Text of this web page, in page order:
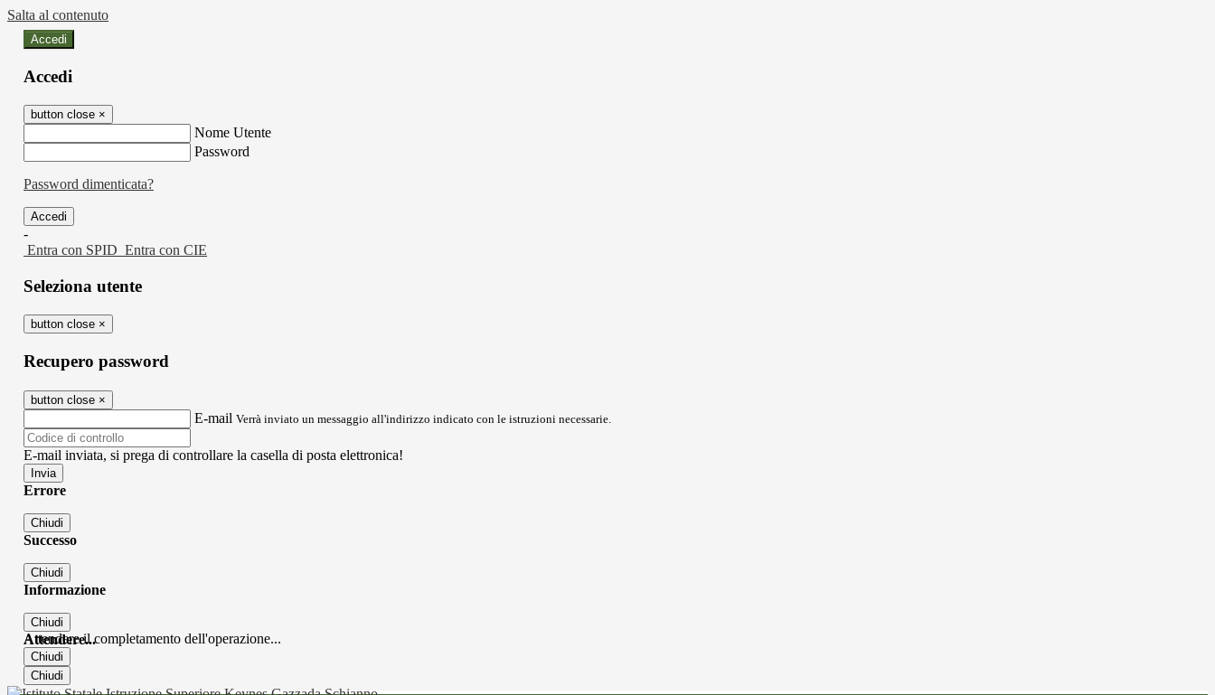
Salta al contenuto
Accedi
Accedi
button close ×
Nome Utente
Password
Password dimenticata?
-
Entra con SPID Entra con CIE
Seleziona utente
button close ×
Recupero password
button close ×
E-mail Verrà inviato un messaggio all'indirizzo indicato con le istruzioni necessarie.
E-mail inviata, si prega di controllare la casella di posta elettronica!
Errore
Chiudi
Successo
Chiudi
Informazione
Chiudi
Attendere...
Attendere il completamento dell'operazione...
Chiudi
Chiudi